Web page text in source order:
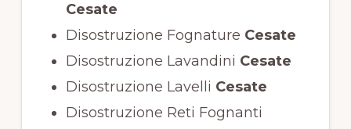
Cesate
Disostruzione Fognature Cesate
Disostruzione Lavandini Cesate
Disostruzione Lavelli Cesate
Disostruzione Reti Fognanti